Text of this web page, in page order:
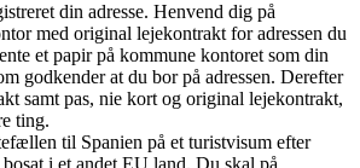
din adresse. Henvend dig på
med original lejekontrakt for adressen du
et papir på kommune kontoret som din
godkender at du bor på adressen. Derefter
samt pas, nie kort og original lejekontrakt,
ting.
til Spanien på et turistvisum efter